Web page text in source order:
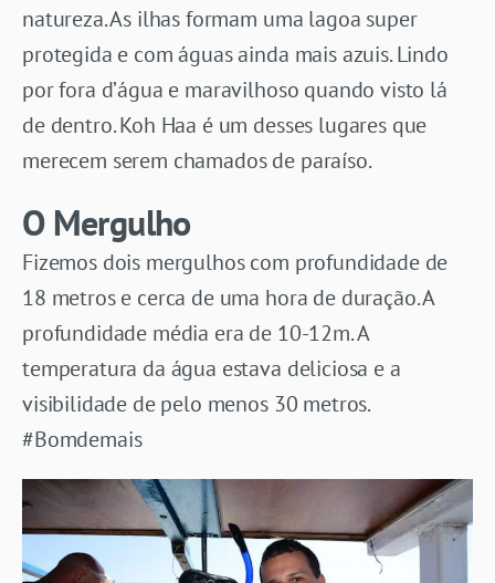
natureza. As ilhas formam uma lagoa super
protegida e com águas ainda mais azuis. Lindo
por fora d’água e maravilhoso quando visto lá
de dentro. Koh Haa é um desses lugares que
merecem serem chamados de paraíso.
O Mergulho
Fizemos dois mergulhos com profundidade de
18 metros e cerca de uma hora de duração. A
profundidade média era de 10-12m. A
temperatura da água estava deliciosa e a
visibilidade de pelo menos 30 metros.
#Bomdemais